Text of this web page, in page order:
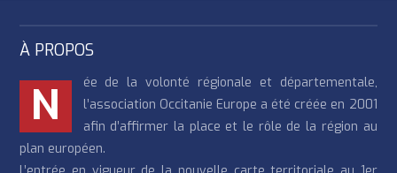
À PROPOS
N
ée de la volonté régionale et départementale,
l’association Occitanie Europe a été créée en 2001
afin d’affirmer la place et le rôle de la région au
plan européen.